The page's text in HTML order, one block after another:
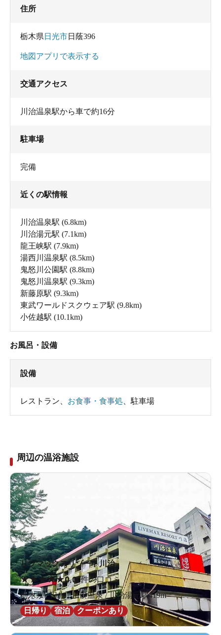
住所
栃木県 日光市日蔭396
地図アプリで表示する
交通アクセス
川治温泉駅から車で約16分
駐車場
完備
近くの駅情報
川治温泉駅 (6.8km)
川治湯元駅 (7.1km)
龍王峡駅 (7.9km)
湯西川温泉駅 (8.5km)
鬼怒川公園駅 (8.8km)
鬼怒川温泉駅 (9.3km)
新藤原駅 (9.3km)
東武ワールドスクウェア駅 (9.8km)
小佐越駅 (10.1km)
お風呂・設備
設備
レストラン お食事・食事処 駐車場
周辺の温浴施設
リブマックスリゾート川治
★★★★★0.00件の口コミ
栃木県 / 日光 / 川俣温泉 / 川治湯元駅419m
日帰り
宿泊 クーポンあり